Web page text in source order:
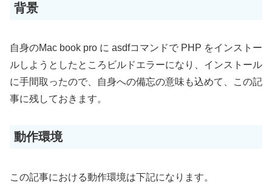
背景
自身のMac book pro に asdfコマンドで PHP をインストー
ルしようとしたところビルドエラーになり、インストール
に手間取ったので、自身への備忘の意味も込めて、この記
事に残しておきます。
動作環境
この記事における動作環境は下記になります。